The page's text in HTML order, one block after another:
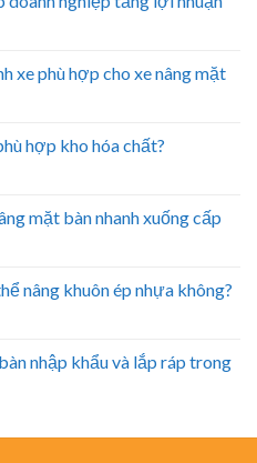
xe phù hợp cho xe nâng mặt
hợp kho hóa chất?
mặt bàn nhanh xuống cấp
nâng khuôn ép nhựa không?
nhập khẩu và lắp ráp trong